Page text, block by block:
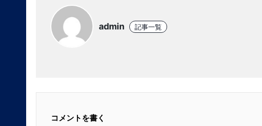
admin 記事一覧
コメントを書く